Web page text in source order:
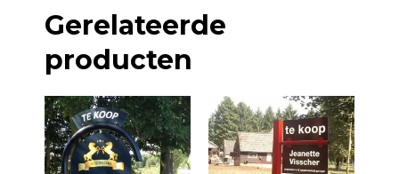
Gerelateerde
producten